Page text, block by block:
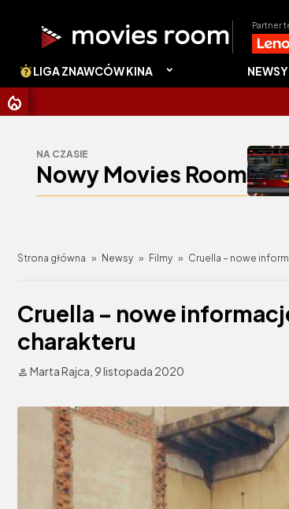
Partner
LIGA ZNAWCÓW KINA NEWSY
NA CZASIE
Nowy Movies Room
Strona główna » Newsy » Filmy » Cruella – nowe
Cruella – nowe
charakteru
Marta Rajca, 9 listopada 2020